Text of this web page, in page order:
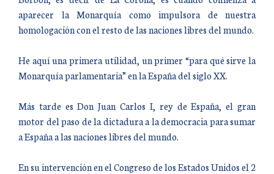
aparecer la Monarquía como impulsora de nuestra
homologación con el resto de las naciones libres del mundo.
He aquí una primera utilidad, un primer “para qué sirve la
Monarquía parlamentaria” en la España del siglo XX.
Más tarde es Don Juan Carlos I, rey de España, el gran
motor del paso de la dictadura a la democracia para sumar
a España a las naciones libres del mundo.
En su intervención en el Congreso de los Estados Unidos el 2